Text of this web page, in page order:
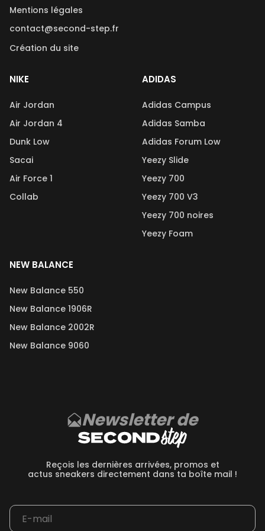
Mentions légales
contact@second-step.fr
Création du site
NIKE
Air Jordan
Air Jordan 4
Dunk Low
Sacai
Air Force 1
Collab
ADIDAS
Adidas Campus
Adidas Samba
Adidas Forum Low
Yeezy Slide
Yeezy 700
Yeezy 700 V3
Yeezy 700 noires
Yeezy Foam
NEW BALANCE
New Balance 550
New Balance 1906R
New Balance 2002R
New Balance 9060
Newsletter de
Reçois les dernières arrivées, promos et
actus sneakers directement dans ta boîte mail !